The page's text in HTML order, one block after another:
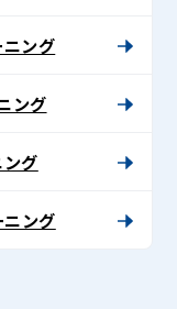
ング
ング
グ
ング